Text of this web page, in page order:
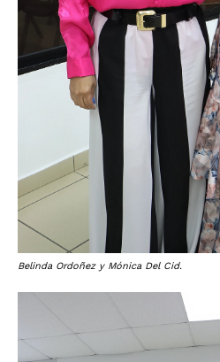
Belinda Ordoñez y Mónica Del Cid.